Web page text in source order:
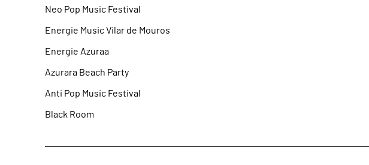
Neo Pop Music Festival
Energie Music Vilar de Mouros
Energie Azuraa
Azurara Beach Party
Anti Pop Music Festival
Black Room